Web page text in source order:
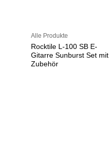
Alle Produkte
Rocktile L-100 SB E-
Gitarre Sunburst Set mit
Zubehör